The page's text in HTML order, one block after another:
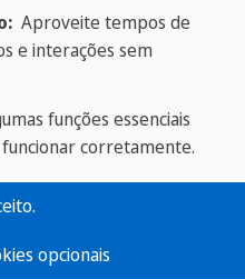
fundada na
permite um
e diversão...
Aproveite tempos de
e interações sem
funções essenciais
corretamente.
opcionais